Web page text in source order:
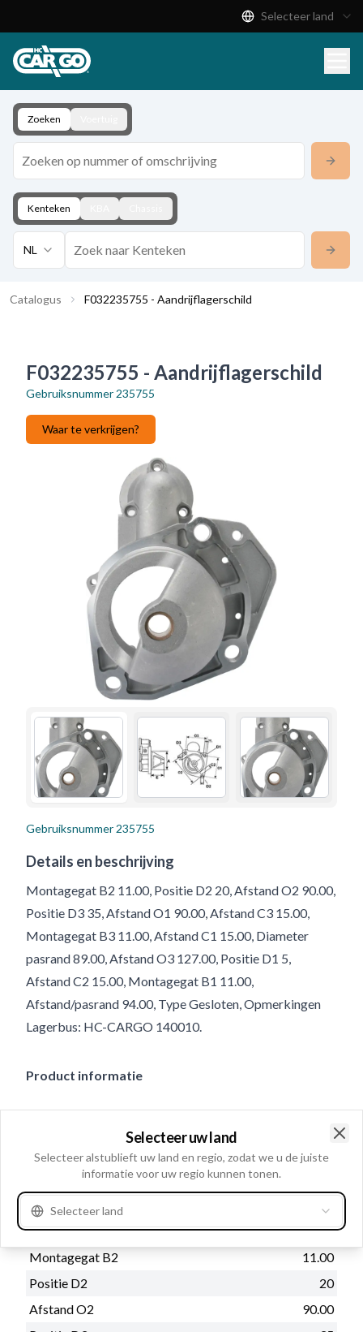
Download
Contact
Selecteer land
Zoeken
Kenteken
NL
Catalogus F032235755 - Aandrijflagerschild
F032235755 - Aandrijflagerschild
Gebruiksnummer 235755
Waar te verkrijgen?
Gebruiksnummer 235755
Details en beschrijving
Montagegat B2 11.00, Positie D2 20, Afstand O2 90.00,
Positie D3 35, Afstand O1 90.00, Afstand C3 15.00,
Montagegat B3 11.00, Afstand C1 15.00, Diameter
pasrand 89.00, Afstand O3 127.00, Positie D1 5,
Afstand C2 15.00, Montagegat B1 11.00,
Afstand/pasrand 94.00, Type Gesloten, Opmerkingen
Lagerbus: HC-CARGO 140010.
Product informatie
Opmerkingen
Lagerbus: HC-CARGO
140010.
Fysieke informatie
Montagegat B2
11.00
Positie D2
20
Afstand O2
90.00
Selecteer uw land
Selecteer alstublieft uw land en regio, zodat we u de juiste
informatie voor uw regio kunnen tonen.
Selecteer land